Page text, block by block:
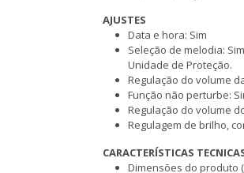
AJUSTES
Data e hora: Sim
Seleção de melodia:
Unidade de Proteção.
Regulação do volume
Função não perturbe:
Regulação do volume
Regulagem de brilho,
CARACTERÍSTICAS
Dimensões do produto